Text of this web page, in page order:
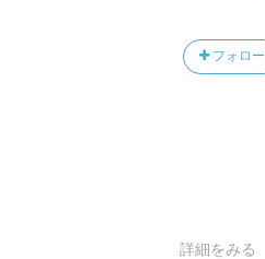
フォロー
詳細をみる